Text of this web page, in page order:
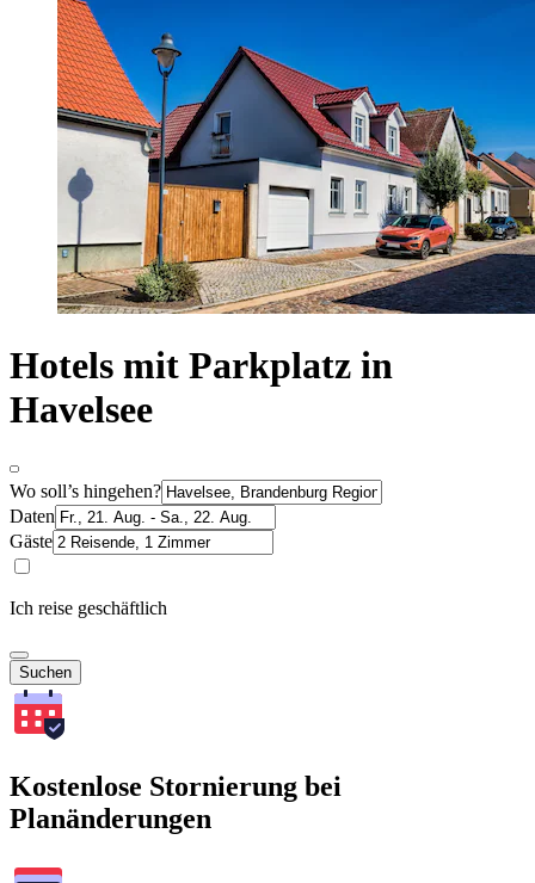
Hotels mit Parkplatz in
Havelsee
Wo soll’s hingehen?
Daten
Gäste
Ich reise geschäftlich
Suchen
Kostenlose Stornierung bei
Planänderungen